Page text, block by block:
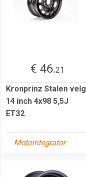
€ 46.21
Kronprinz Stalen velg
14 inch 4x98 5,5J
ET32
Motointegrator